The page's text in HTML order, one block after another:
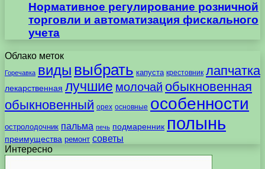
Нормативное регулирование розничной
торговли и автоматизация фискального
учета
Облако меток
Горечавка виды выбрать капуста крестовник лапчатка
лекарственная лучшие молочай обыкновенная
обыкновенный орех основные особенности
остролодочник пальма печь подмаренник полынь
преимущества ремонт советы
Интересно